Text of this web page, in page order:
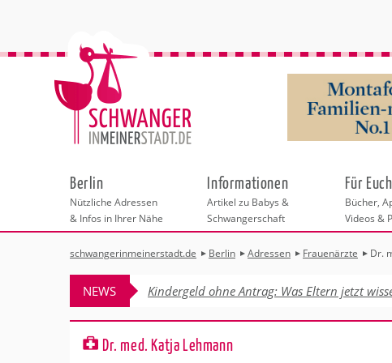
Berlin
Nützliche Adressen
& Infos in Ihrer Nähe
Städteauswahl
Adressen
Hebammen
Geburtshäuser
Frauenärzte
Behördengänge &
Checklisten
Beratungsstellen
Kinderwunschzentren
Schwangerschaftskurse
Erste Hilfe & Beratung
Rückbildung
Shopping
Wellness & Gesundheit
Fotografie &
Informationen
Artikel zu Babys &
Schwangerschaft
Für
Bücher,
Videos &
schwangerinmeinerstadt.de Berlin Adressen Frauenärzte Dr.
NEWS Kindergeld ohne Antrag: Was Eltern jetzt
Dr. med. Katja Lehmann